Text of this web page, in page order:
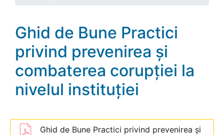
Ghid de Bune Practici
privind prevenirea și
combaterea corupției la
nivelul instituției
Ghid de Bune Practici privind prevenirea și